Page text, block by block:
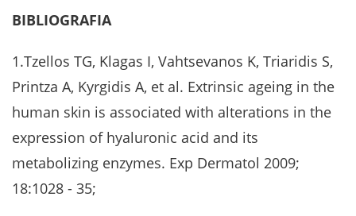
BIBLIOGRAFIA
1.Tzellos TG, Klagas I, Vahtsevanos K, Triaridis S,
Printza A, Kyrgidis A, et al. Extrinsic ageing in the
human skin is associated with alterations in the
expression of hyaluronic acid and its
metabolizing enzymes. Exp Dermatol 2009;
18:1028 - 35;